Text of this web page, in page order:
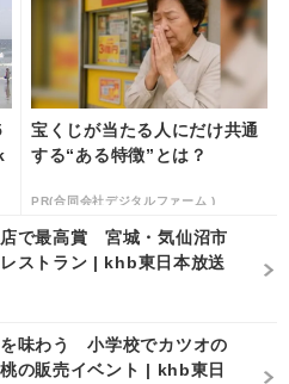
宝くじが当たる人にだけ共通
する“ある特徴”とは？
PR(合同会社デジタルファーム )
で最高賞 宮城・気仙沼市
ストラン | khb東日本放送
味わう 小学校でカツオの
の販売イベント | khb東日